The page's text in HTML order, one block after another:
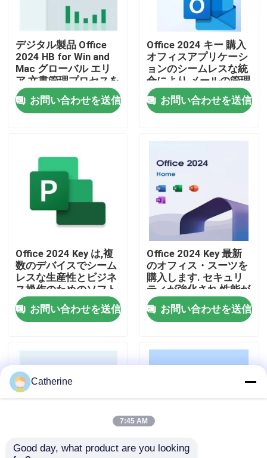
家へ
ビデオ
わたしたち に つい て
品質管理
連絡 ください
引金 を 求め て ください
オフィス 2024 キー 購入
オフィス2021の専門のプラス
デジタル製品 Office
2024 HB for Win and
Mac グローバル エリ
ア 文書管理プロセスを
最適化する革新的な機
能 お問い合わせを送信
Office 2024 キー 購入
オフィスアプリケーシ
ョンのシームレスな統
合により,メールの管理
予約とタスクを効率的
に実行します
お問い合わせを送信
Office 2024 Key は,複
数のデバイスでシーム
レスな生産性とビジネ
ス操作のためのソフト
ウェアアクティベーシ
ョンソリューションを
購入します
お問い合わせを送信
Office 2024 Key 最新
のオフィス・スーツを
購入します. セキュリ
ティが強化され,性能が
向上し,AIが搭載されて
いる機能が追加されて
います.
お問い合わせを送信
Catherine
7:45 AM
Good day, what product are you looking